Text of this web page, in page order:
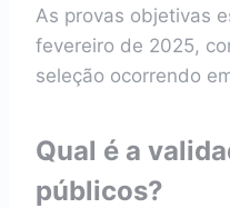
As provas objetivas
fevereiro de 2025,
seleção ocorrendo
Qual é a
públicos?